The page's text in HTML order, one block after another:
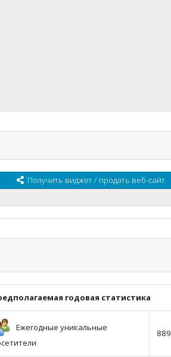
Получить виджет / продать веб-сайт
годовая статистика
Ежегодные уникальные
889